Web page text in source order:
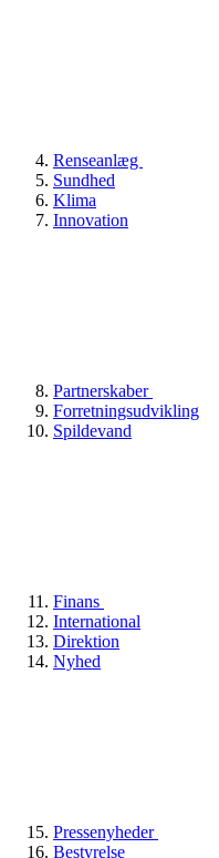
Renseanlæg
Sundhed
Klima
Innovation
Partnerskaber
Forretningsudvikling
Spildevand
Finans
International
Direktion
Nyhed
Pressenyheder
Bestyrelse